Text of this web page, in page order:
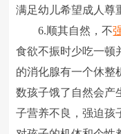
满足幼儿希望成人尊
6.顺其自然，不
食欲不振时少吃一顿
的消化腺有一个休整
数孩子饿了自然会产
子营养不良，强迫孩